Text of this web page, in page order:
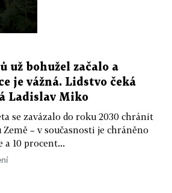
už bohužel začalo a
je vážná. Lidstvo čeká
Ladislav Miko
se zavázalo do roku 2030 chránit
– v současnosti je chráněno
a 10 procent...